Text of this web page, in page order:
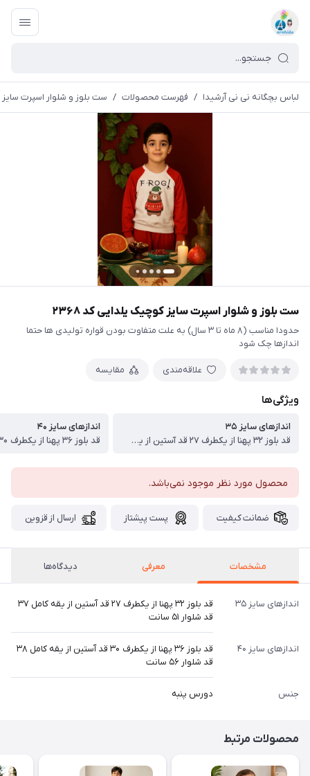
لباس بچگانه نی نی آرشیدا / فهرست محصولات / ست بلوز و شلوار اسپرت سایز
ست بلوز و شلوار اسپرت سایز کوچیک یلدایی کد ۲۳۶۸
حدودا مناسب (۸ ماه تا ۳ سال) به علت متفاوت بودن قواره تولیدی ها حتما
اندازها چک شود
علاقه‌مندی مقایسه
ویژگی‌ها
اندازهای سایز ۳۵
قد بلوز ۳۲ پهنا از یکطرف ۲۷ قد آستین از یقه کامل ۳۷ قد شلوار ۵۱ سانت
اندازهای سایز ۴۰
محصول مورد نظر موجود نمی‌باشد.
ضمانت کیفیت پست پیشتاز ارسال از قزوین
مشخصات معرفی دیدگاه‌ها
اندازهای سایز ۳۵
قد بلوز ۳۲ پهنا از یکطرف ۲۷ قد آستین از یقه کامل ۳۷
قد شلوار ۵۱ سانت
اندازهای سایز ۴۰
قد بلوز ۳۶ پهنا از یکطرف ۳۰ قد آستین از یقه کامل ۳۸
قد شلوار ۵۶ سانت
جنس دورس پنبه
محصولات مرتبط